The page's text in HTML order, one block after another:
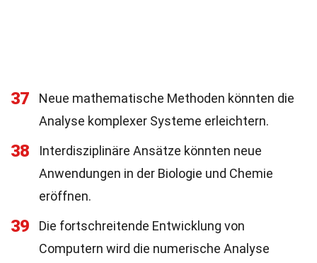
37
Neue mathematische Methoden könnten die
Analyse komplexer Systeme erleichtern.
38
Interdisziplinäre Ansätze könnten neue
Anwendungen in der Biologie und Chemie
eröffnen.
39
Die fortschreitende Entwicklung von
Computern wird die numerische Analyse